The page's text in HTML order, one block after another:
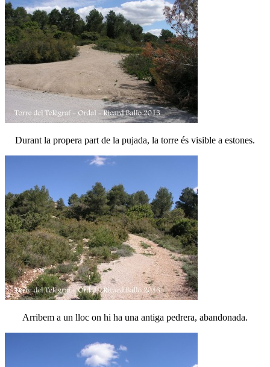
Durant la propera part de la pujada, la torre és visible a estones.
Arribem a un lloc on hi ha una antiga pedrera, abandonada.